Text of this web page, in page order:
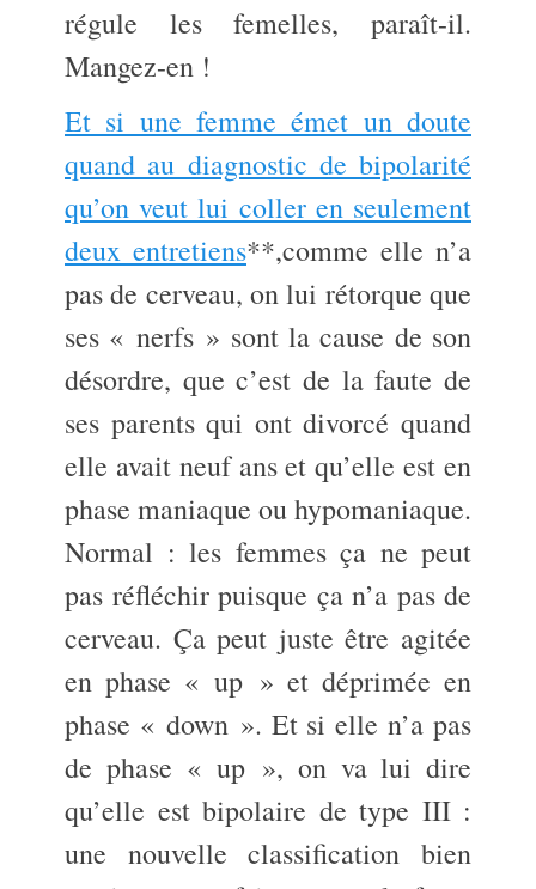
régule les femelles, paraît-il.
Mangez-en !
Et si une femme émet un doute
quand au diagnostic de bipolarité
qu’on veut lui coller en seulement
deux entretiens**,comme elle n’a
pas de cerveau, on lui rétorque que
ses « nerfs » sont la cause de son
désordre, que c’est de la faute de
ses parents qui ont divorcé quand
elle avait neuf ans et qu’elle est en
phase maniaque ou hypomaniaque.
Normal : les femmes ça ne peut
pas réfléchir puisque ça n’a pas de
cerveau. Ça peut juste être agitée
en phase « up » et déprimée en
phase « down ». Et si elle n’a pas
de phase « up », on va lui dire
qu’elle est bipolaire de type III :
une nouvelle classification bien